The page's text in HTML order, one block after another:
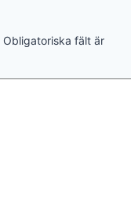
Obligatoriska fält är